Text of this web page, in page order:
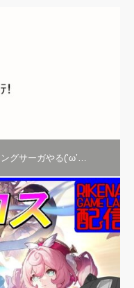
グサーガやる(‘ω’…